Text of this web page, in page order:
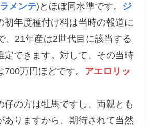
メンテ)とほぼ同水準です。 ジ
初年度種付け料は当時の報道に
、21年産は2世代目に該当する
定できます。対して、その当時
700万円ほどです。 アエロリッ
仔の方は牡馬ですし、両親とも
ありますから、期待されて当然